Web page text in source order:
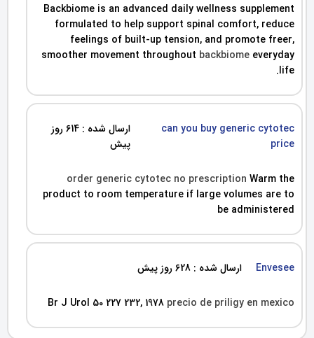
Backbiome is an advanced daily wellness supplement
formulated to help support spinal comfort, reduce
feelings of built-up tension, and promote freer,
smoother movement throughout backbiome everyday
life.
can you buy generic cytotec
price
ارسال شده : 614 روز
پیش
order generic cytotec no prescription Warm the
product to room temperature if large volumes are to
be administered
Envesee ارسال شده : 628 روز پیش
Br J Urol 50 227 232, 1978 precio de priligy en mexico